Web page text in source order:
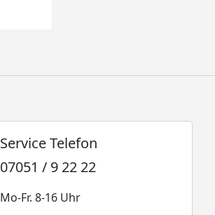
Service Telefon
07051 / 9 22 22
Mo-Fr. 8-16 Uhr